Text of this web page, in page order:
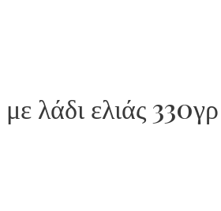
λάδι ελιάς 330γρ